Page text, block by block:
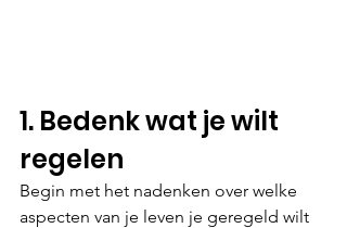
1. Bedenk wat je wilt
regelen
Begin met het nadenken over welke
aspecten van je leven je geregeld wilt